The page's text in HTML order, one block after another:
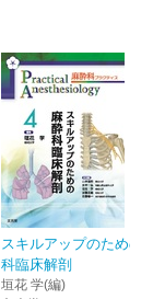
スキルアップのための麻酔
科臨床解剖
垣花 学(編)